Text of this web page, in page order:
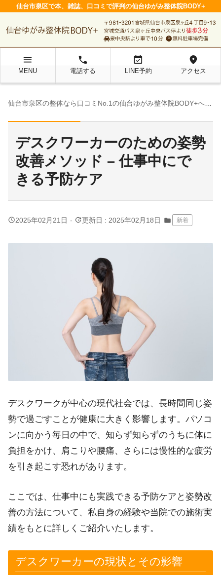
仙台市泉区で本、雑誌、口コミで評判の仙台ゆがみ整体院BODY+
menu
MENU
local_phone
電話する
event_available
LINE予約
location_on
アクセス
仙台市泉区の整体なら口コミNo.1の仙台ゆがみ整体院BODY+へ
デスクワーカーのための姿勢
改善メソッド – 仕事中にで
きる予防ケア
query_builder2025年02月21日 - update更新日 : 2025年02月18日 folder 新着
デスクワークが中心の現代社会では、長時間同じ姿
勢で過ごすことが健康に大きく影響します。パソコ
ンに向かう毎日の中で、知らず知らずのうちに体に
負担をかけ、肩こりや腰痛、さらには慢性的な疲労
を引き起こす恐れがあります。
ここでは、仕事中にも実践できる予防ケアと姿勢改
善の方法について、私自身の経験や当院での施術実
績をもとに詳しくご紹介いたします。
デスクワーカーの現状とその影響